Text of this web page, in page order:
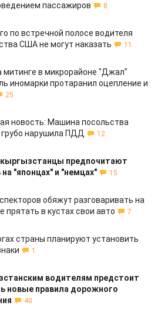
пассажиров
8
по встречной полосе водителя
США не могут наказать
11
митинге в микрорайоне "Джал"
иномарки протаранил оцепление и
25
новость: Машина посольства
грубо нарушила ПДД
12
предпочитают
"японцах" и "немцах"
15
обяжут разговаривать на
прятать в кустах свои авто
7
страны планируют установить
1
водителям предстоит
новые правила дорожного
40